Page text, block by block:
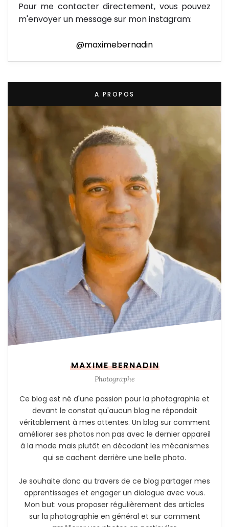
Pour me contacter directement, vous pouvez
m'envoyer un message sur mon instagram:
@maximebernadin
A PROPOS
MAXIME BERNADIN
Photographe
Ce blog est né d'une passion pour la photographie et
devant le constat qu'aucun blog ne répondait
véritablement à mes attentes. Un blog sur comment
améliorer ses photos non pas avec le dernier appareil
à la mode mais plutôt en décodant les mécanismes
qui se cachent derrière une belle photo.
Je souhaite donc au travers de ce blog partager mes
apprentissages et engager un dialogue avec vous.
Mon but: vous proposer régulièrement des articles
sur la photographie en général et sur comment